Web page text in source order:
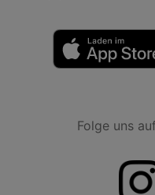
Folge uns